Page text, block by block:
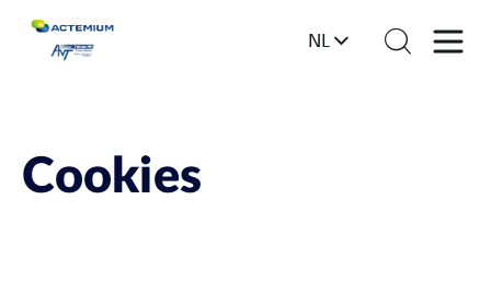
NL
Cookies